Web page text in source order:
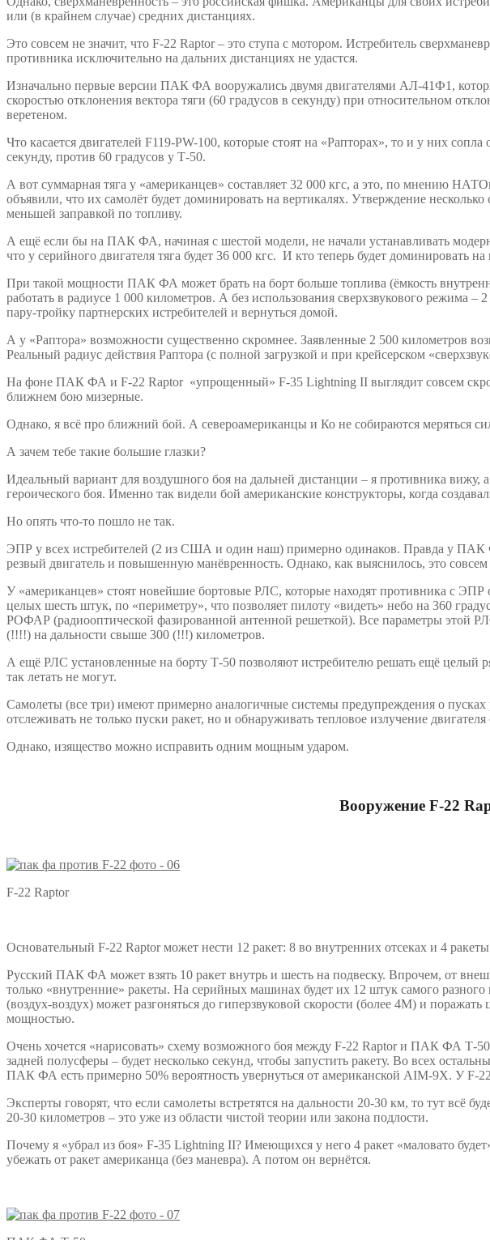
или (в крайнем случае) средних дистанциях.
Это совсем не значит, что F-22 Raptor – это ступа с мотором. Истребитель
противника исключительно на дальних дистанциях не удастся.
Изначально первые версии ПАК ФА вооружались двумя двигателями АЛ-41Ф1,
скоростью отклонения вектора тяги (60 градусов в секунду) при относительном
веретеном.
Что касается двигателей F119-PW-100, которые стоят на «Рапторах», то и у них
секунду, против 60 градусов у Т-50.
А вот суммарная тяга у «американцев» составляет 32 000 кгс, а это, по мнению
объявили, что их самолёт будет доминировать на вертикалях. Утверждение
меньшей заправкой по топливу.
А ещё если бы на ПАК ФА, начиная с шестой модели, не начали устанавливать
что у серийного двигателя тяга будет 36 000 кгс. И кто теперь будет доминировать
При такой мощности ПАК ФА может брать на борт больше топлива (ёмкость
работать в радиусе 1 000 километров. А без использования сверхзвукового режима
пару-тройку партнерских истребителей и вернуться домой.
А у «Раптора» возможности существенно скромнее. Заявленные 2 500 километров
Реальный радиус действия Раптора (с полной загрузкой и при крейсерском
На фоне ПАК ФА и F-22 Raptor «упрощенный» F-35 Lightning II выглядит совсем
ближнем бою мизерные.
Однако, я всё про ближний бой. А североамериканцы и Ко не собираются меряться
А зачем тебе такие большие глазки?
Идеальный вариант для воздушного боя на дальней дистанции – я противника вижу,
героического боя. Именно так видели бой американские конструкторы, когда
Но опять что-то пошло не так.
ЭПР у всех истребителей (2 из США и один наш) примерно одинаков. Правда у ПАК
резвый двигатель и повышенную манёвренность. Однако, как выяснилось, это
У «американцев» стоят новейшие бортовые РЛС, которые находят противника с
целых шесть штук, по «периметру», что позволяет пилоту «видеть» небо на 360
РОФАР (радиооптической фазированной антенной решеткой). Все параметры этой
(!!!!) на дальности свыше 300 (!!!) километров.
А ещё РЛС установленные на борту Т-50 позволяют истребителю решать ещё целый
так летать не могут.
Самолеты (все три) имеют примерно аналогичные системы предупреждения о пусках
отслеживать не только пуски ракет, но и обнаруживать тепловое излучение
Однако, изящество можно исправить одним мощным ударом.
Вооружение F-22
F-22 Raptor
Основательный F-22 Raptor может нести 12 ракет: 8 во внутренних отсеках и 4
Русский ПАК ФА может взять 10 ракет внутрь и шесть на подвеску. Впрочем, от
только «внутренние» ракеты. На серийных машинах будет их 12 штук самого
(воздух-воздух) может разгоняться до гиперзвуковой скорости (более 4М) и
мощностью.
Очень хочется «нарисовать» схему возможного боя между F-22 Raptor и ПАК ФА Т-
задней полусферы – будет несколько секунд, чтобы запустить ракету. Во всех
ПАК ФА есть примерно 50% вероятность увернуться от американской AIM-9Х. У F-
Эксперты говорят, что если самолеты встретятся на дальности 20-30 км, то тут всё
20-30 километров – это уже из области чистой теории или закона подлости.
Почему я «убрал из боя» F-35 Lightning II? Имеющихся у него 4 ракет «маловато
убежать от ракет американца (без маневра). А потом он вернётся.